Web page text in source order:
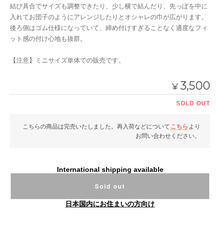
結び具合でサイズも調整できたり、少し横で結んだり、先っぽを中に
入れてお団子のようにアレンジしたりとオシャレの巾が広がります。
後ろ側はゴム仕様になっていて、締め付けすぎることなく適度なフィ
ット感の付け心地も抜群。
【注意】ミニサイズ単体での販売です。
¥3,500
SOLD OUT
こちらの商品は完売いたしました。再入荷などについて こちら より
お問い合わせください。
International shipping available
Sold out
日本国内にお住まいの方向け